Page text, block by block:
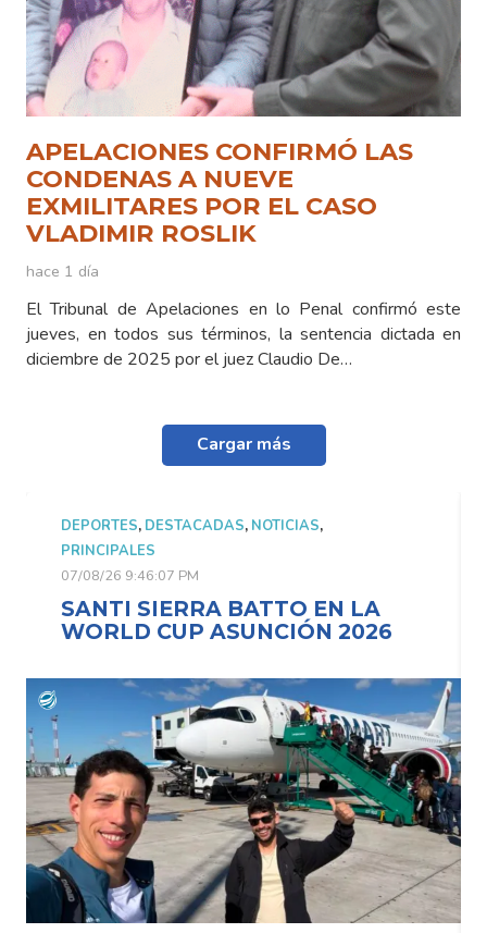
APELACIONES CONFIRMÓ LAS
CONDENAS A NUEVE
EXMILITARES POR EL CASO
VLADIMIR ROSLIK
hace 1 día
El Tribunal de Apelaciones en lo Penal confirmó este
jueves, en todos sus términos, la sentencia dictada en
diciembre de 2025 por el juez Claudio De…
Cargar más
DEPORTES,DESTACADAS,
PRINCIPALES
07/08/26 9:46:07 PM
SANTI SIERRA BATTO EN LA
WORLD CUP ASUNCIÓN 2026